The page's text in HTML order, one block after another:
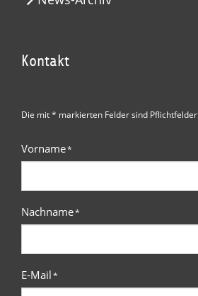
Kontakt
Die mit * markierten Felder sind Pflichtfelder
Vorname*
Nachname*
E-Mail*